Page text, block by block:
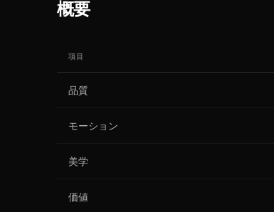
概要
項目
品質
モーション
美学
価値